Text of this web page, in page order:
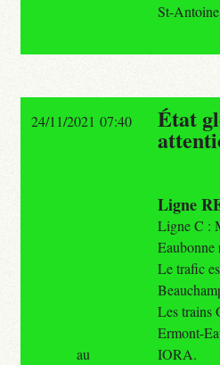
St-
24/11/2021 07:40 État
Ligne
Ligne C :
Eaubonne
Le trafic
Les trains
Ermont-
IORA.
au